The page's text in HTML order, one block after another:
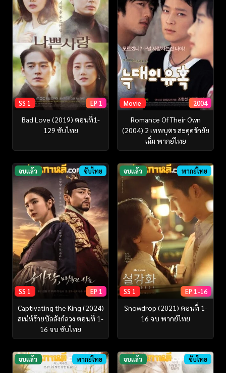
SS 1 EP 1
Bad Love (2019) ตอนที่1-
129 ซับไทย
Movie 2004
Romance Of Their Own
(2004) 2 เทพบุตร สะดุดรักยัย
เฉิ่ม พากย์ไทย
จบแล้ว ซับไทย
SS 1 EP 1
Captivating the King (2024)
สเน่ห์ร้ายบัลลังก์ลวง ตอนที่ 1-
16 จบ ซับไทย
จบแล้ว พากย์ไทย
SS 1 EP 1-16
Snowdrop (2021) ตอนที่ 1-
16 จบ พากย์ไทย
จบแล้ว พากย์ไทย จบแล้ว ซับไทย